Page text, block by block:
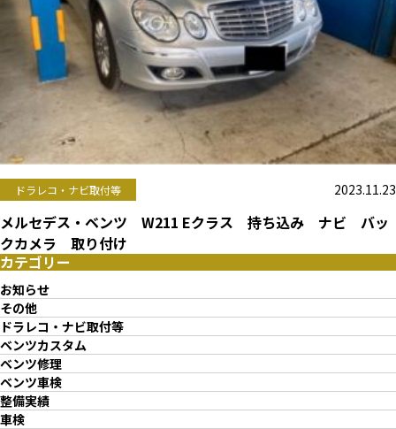
ドラレコ・ナビ取付等 2023.11.23
メルセデス・ベンツ W211 Eクラス 持ち込み ナビ バッ
クカメラ 取り付け
カテゴリー
お知らせ
その他
ドラレコ・ナビ取付等
ベンツカスタム
ベンツ修理
ベンツ車検
整備実績
車検